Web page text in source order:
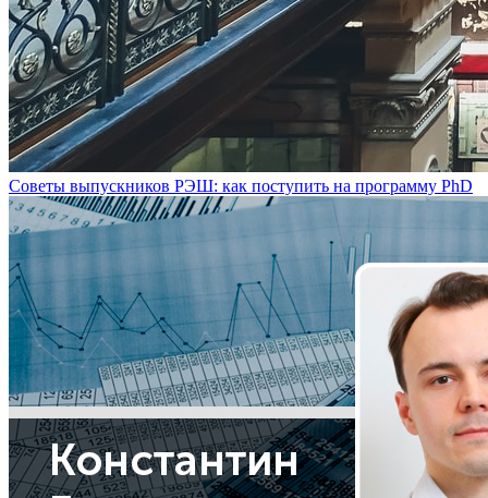
Советы выпускников РЭШ: как поступить на программу PhD